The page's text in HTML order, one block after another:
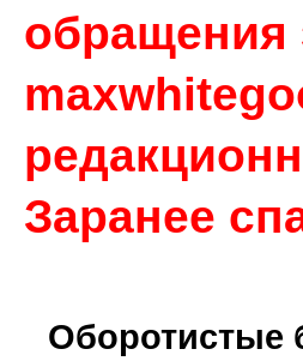
обращения
Заранее
Оборотистые